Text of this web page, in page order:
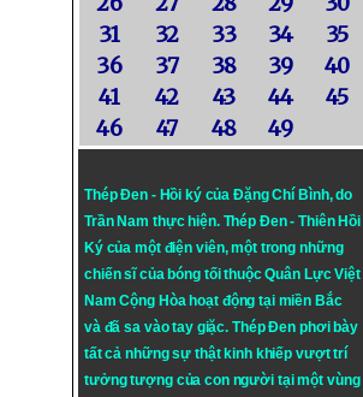
31
32 33 34
35
36
37 38 39
40
41
42 43 44
45
46
47 48 49
Thép Đen - Hồi ký của Đặng Chí Bình, do
Trần Nam thực hiện. Thép Đen- Thiên Hồi
Ký của một điện viên, một trong những
chiến sĩ của bóng tối thuộc Quân Lực Việt
Nam Cộng Hòa hoạt động tại miền Bắc
và đã sa vào tay giặc. Thép Đen phơi bày
tất cả những sự thật kinh khiếp vượt trí
tưởng tượng của con người tại một vùng